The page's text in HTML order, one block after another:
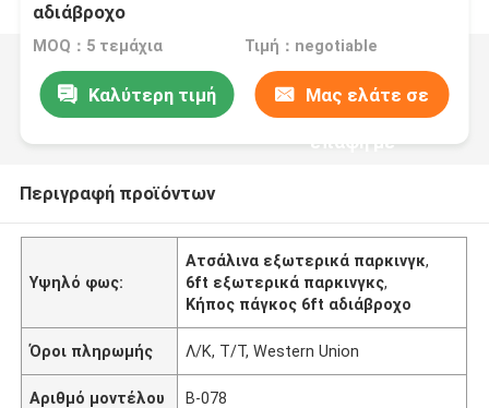
αδιάβροχο
MOQ：5 τεμάχια Τιμή：negotiable
Καλύτερη τιμή Μας ελάτε σε
επαφή με
Περιγραφή προϊόντων
Υψηλό φως:
Ατσάλινα εξωτερικά παρκινγκ,
6ft εξωτερικά παρκινγκς,
Κήπος πάγκος 6ft αδιάβροχο
Όροι πληρωμής Λ/Κ, Τ/Τ, Western Union
Αριθμό μοντέλου Β-078